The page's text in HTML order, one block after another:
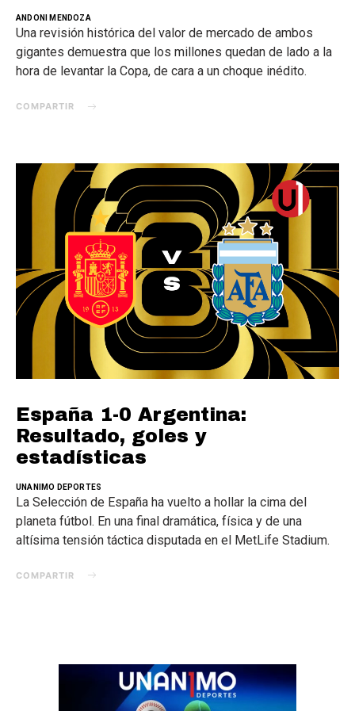
ANDONI MENDOZA
Una revisión histórica del valor de mercado de ambos
gigantes demuestra que los millones quedan de lado a la
hora de levantar la Copa, de cara a un choque inédito.
COMPARTIR
España 1-0 Argentina:
Resultado, goles y
estadísticas
UNANIMO DEPORTES
La Selección de España ha vuelto a hollar la cima del
planeta fútbol. En una final dramática, física y de una
altísima tensión táctica disputada en el MetLife Stadium.
COMPARTIR